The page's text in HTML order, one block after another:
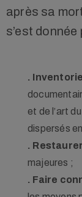
après sa
s’est
.
et de l’art
dispersés
.
majeures ;
. Faire